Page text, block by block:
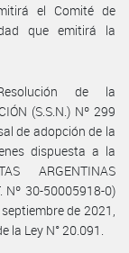
el Comité de
que emitirá la
de la
(S.S.N.) Nº 299
de adopción de la
dispuesta a la
ARGENTINAS
Nº 30-50005918-0)
de 2021,
Ley N° 20.091.